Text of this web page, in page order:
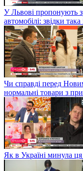
У Львові пропонують
автомобілі: звідки така
Чи справді перед
нормальні товари з
Як в Україні минула